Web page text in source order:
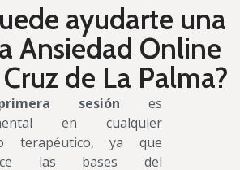
ayudarte una
Ansiedad Online
de La Palma?
sesión es
en cualquier
terapéutico, ya que
las bases del